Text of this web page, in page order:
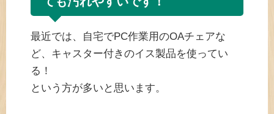
最近では、自宅でPC作業用のOAチェアな
ど、キャスター付きのイス製品を使ってい
る！
という方が多いと思います。